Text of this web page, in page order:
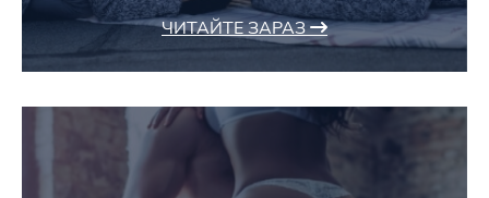
ЧИТАЙТЕ ЗАРАЗ